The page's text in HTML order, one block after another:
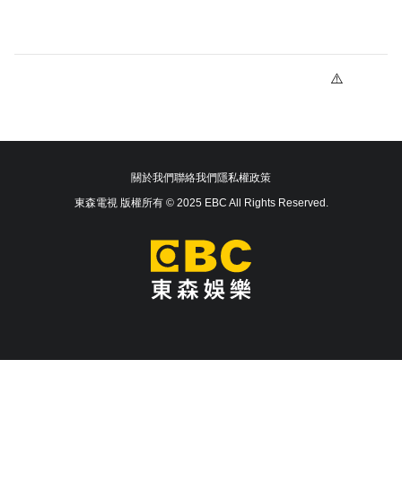
關於我們聯絡我們隱私權政策
東森電視 版權所有 © 2025 EBC All Rights Reserved.